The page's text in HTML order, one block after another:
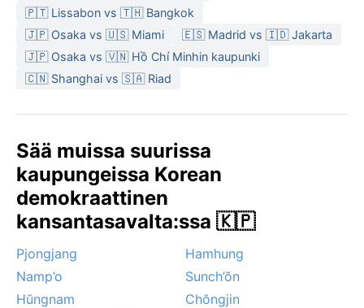
🇵🇹 Lissabon vs 🇹🇭 Bangkok
🇯🇵 Osaka vs 🇺🇸 Miami
🇪🇸 Madrid vs 🇮🇩 Jakarta
🇯🇵 Osaka vs 🇻🇳 Hồ Chí Minhin kaupunki
🇨🇳 Shanghai vs 🇸🇦 Riad
Sää muissa suurissa
kaupungeissa Korean
demokraattinen
kansantasavalta:ssa 🇰🇵
Pjongjang
Hamhung
Namp’o
Sunch’ŏn
Hŭngnam
Chŏngjin